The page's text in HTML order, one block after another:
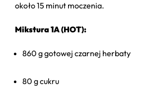
około 15 minut moczenia.
Mikstura 1A (HOT):
860 g gotowej czarnej herbaty
80 g cukru